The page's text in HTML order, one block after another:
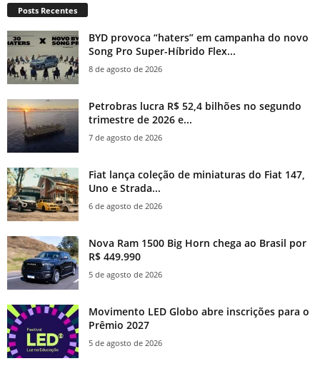
Posts Recentes
BYD provoca “haters” em campanha do novo
Song Pro Super-Híbrido Flex...
8 de agosto de 2026
Petrobras lucra R$ 52,4 bilhões no segundo
trimestre de 2026 e...
7 de agosto de 2026
Fiat lança coleção de miniaturas do Fiat 147,
Uno e Strada...
6 de agosto de 2026
Nova Ram 1500 Big Horn chega ao Brasil por
R$ 449.990
5 de agosto de 2026
Movimento LED Globo abre inscrições para o
Prêmio 2027
5 de agosto de 2026